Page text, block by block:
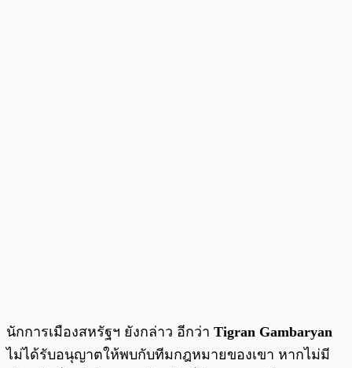
นักการเมืองสหรัฐฯ ยังกล่าว อีกว่า Tigran Gambaryan
ไม่ได้รับอนุญาตให้พบกับทีมกฎหมายของเขา หากไม่มี